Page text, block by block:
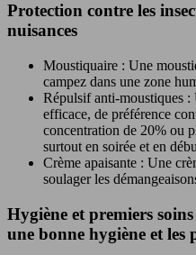
Protection contre les
nuisances
Moustiquaire : Une
campez dans une zone
Répulsif anti-moustiques
efficace, de préférence
concentration de 20% ou
surtout en soirée et en
Crème apaisante : Une
soulager les
Hygiène et premiers
une bonne hygiène et les